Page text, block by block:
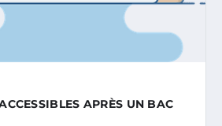
APRÈS UN BAC